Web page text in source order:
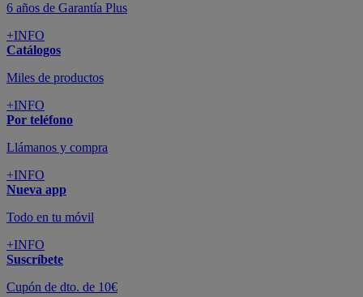
6 años de Garantía Plus
+INFO
Catálogos
Miles de productos
+INFO
Por teléfono
Llámanos y compra
+INFO
Nueva app
Todo en tu móvil
+INFO
Suscríbete
Cupón de dto. de 10€